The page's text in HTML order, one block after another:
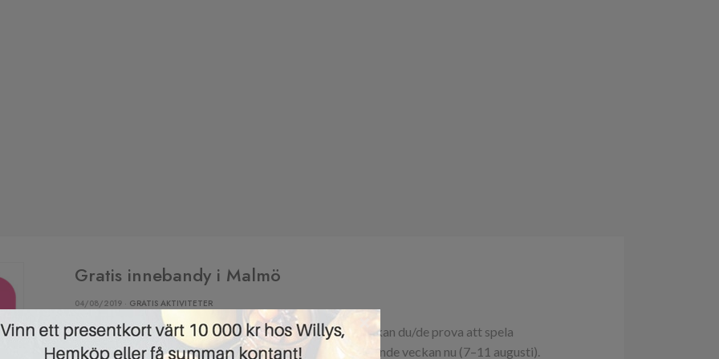
Gratis innebandy i Malmö
04/08/2019 · GRATIS AKTIVITETER
Är du själv mellan 6–16 år eller har barn som är det? Då kan du/de prova att spela
innebandy helt gratis mellan onsdag och söndag kommande veckan nu (7–11 augusti).